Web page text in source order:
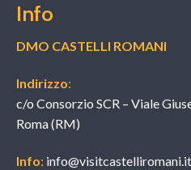
Info
DMO CASTELLI ROMANI
Indirizzo:
c/o Consorzio SCR – Viale
Roma (RM)
Info: info@visitcastelliromani.it